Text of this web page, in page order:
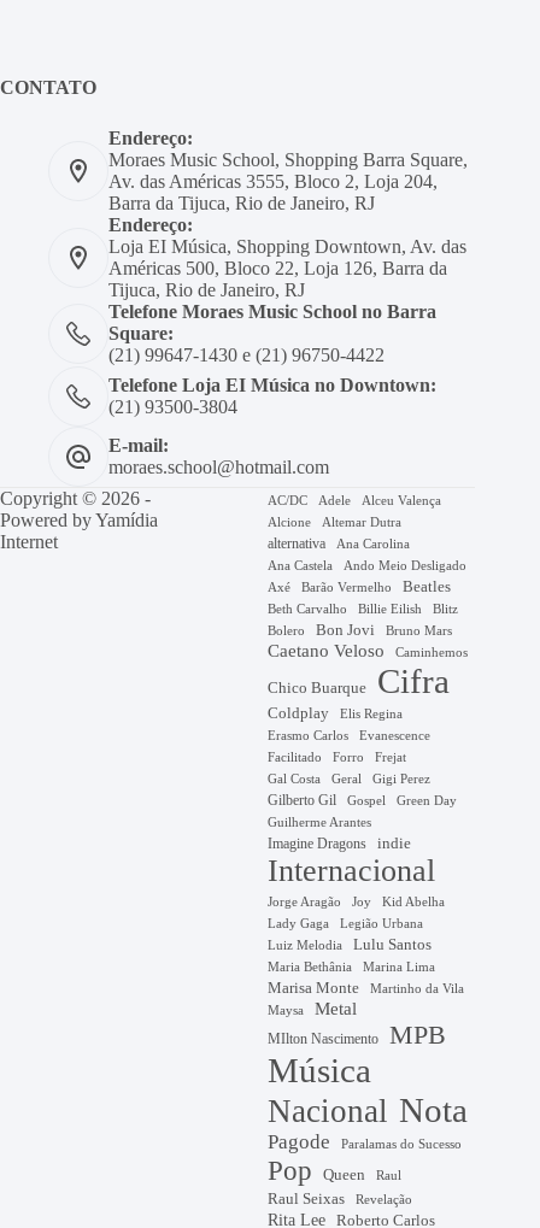
CONTATO
Endereço:
Moraes Music School, Shopping Barra Square,
Av. das Américas 3555, Bloco 2, Loja 204,
Barra da Tijuca, Rio de Janeiro, RJ
Endereço:
Loja EI Música, Shopping Downtown, Av. das
Américas 500, Bloco 22, Loja 126, Barra da
Tijuca, Rio de Janeiro, RJ
Telefone Moraes Music School no Barra
Square:
(21) 99647-1430 e (21) 96750-4422
Telefone Loja EI Música no Downtown:
(21) 93500-3804
E-mail:
moraes.school@hotmail.com
Copyright © 2026 -
Powered byYamídia
Internet
AC/DC Adele
Alceu Valença
Alcione
Altemar Dutra
alternativa
Ana Carolina
Ana Castela
Ando Meio Desligado
Axé Barão Vermelho Beatles
Beth Carvalho Billie Eilish
Blitz
Bolero
Bon Jovi Bruno Mars
Caetano Veloso Caminhemos
Chico Buarque Cifra
Coldplay
Elis Regina
Erasmo Carlos
Evanescence
Facilitado
Forro Frejat
Gal Costa Geral Gigi Perez
Gilberto Gil Gospel Green Day
Guilherme Arantes
Imagine Dragons indie
Internacional
Jorge Aragão Joy Kid Abelha
Lady Gaga
Legião Urbana
Luiz Melodia
Lulu Santos
Maria Bethânia Marina Lima
Marisa Monte
Martinho da Vila
Maysa
Metal
MIlton Nascimento MPB
Música
Nacional Nota
Pagode Paralamas do Sucesso
Pop Queen Raul
Raul Seixas Revelação
Rita Lee Roberto Carlos